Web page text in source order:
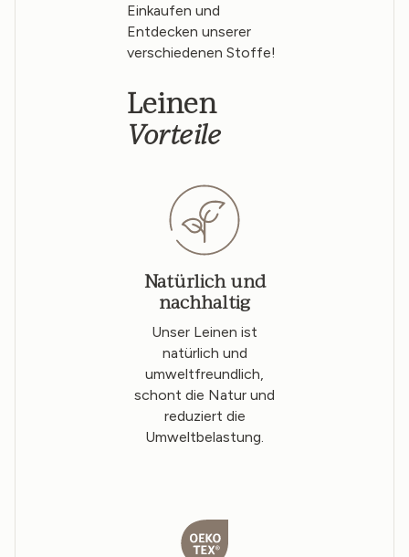
Einkaufen und
Entdecken unserer
verschiedenen Stoffe!
Leinen
Vorteile
Natürlich und
nachhaltig
Unser Leinen ist
natürlich und
umweltfreundlich,
schont die Natur und
reduziert die
Umweltbelastung.